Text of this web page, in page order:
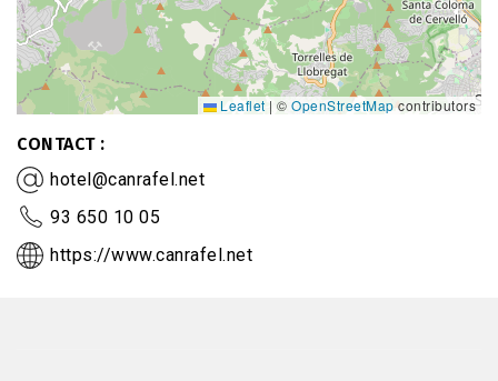
CONTACT
hotel@canrafel.net
93 650 10 05
https://www.canrafel.net
Leaflet | © OpenStreetMapcontributors